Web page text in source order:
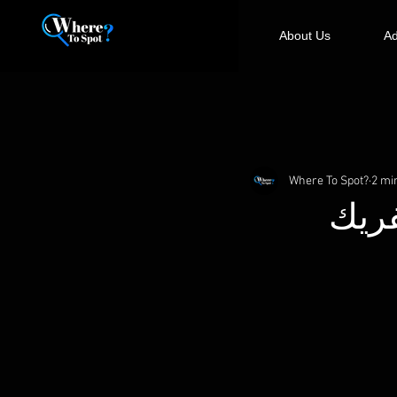
About Us
Where To Spot? 2